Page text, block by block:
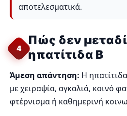
αποτελεσματικά.
4
Πώς δεν
ηπατίτιδα Β
Άμεση απάντηση: Η
με χειραψία, αγκαλιά, κοινό
φτέρνισμα ή καθημερινή